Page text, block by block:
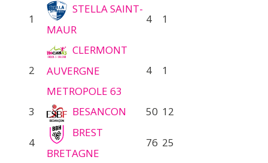
1
STELLA SAINT-
MAUR
4 1
2
CLERMONT
AUVERGNE
METROPOLE 63
4 1
3 BESANCON 50 12
4
BREST
BRETAGNE
76 25